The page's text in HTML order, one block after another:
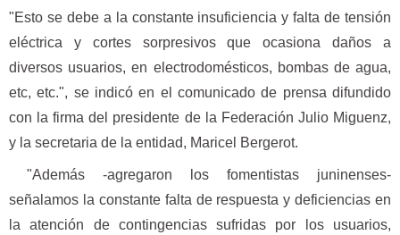
"Esto se debe a la constante insuficiencia y falta de tensión
eléctrica y cortes sorpresivos que ocasiona daños a
diversos usuarios, en electrodomésticos, bombas de agua,
etc, etc.", se indicó en el comunicado de prensa difundido
con la firma del presidente de la Federación Julio Miguenz,
y la secretaria de la entidad, Maricel Bergerot.
"Además -agregaron los fomentistas juninenses-
señalamos la constante falta de respuesta y deficiencias en
la atención de contingencias sufridas por los usuarios,